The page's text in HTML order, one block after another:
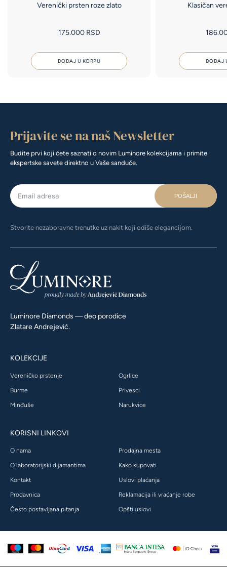
Verenički prsten roze zlato
175.000 RSD
DODAJ U KORPU
Klasičan
DODAJ
Prijavite se na naš Newsletter
Budite prvi koji ćete saznati o novim Luminore kolekcijama i primite
ekspertske savete direktno u Vaše sanduče.
POŠALJI
Stvorite nezaboravne trenutke uz nakit koji odiše elegancijom.
Luminore Diamonds — deo porodice
Zlatare Andrejević.
KOLEKCIJE
Vereničko prstenje
Burme
Minđuše
Ogrlice
Privesci
Narukvice
KORISNI LINKOVI
O nama
O laboratorijski dijamantima
Kontakt
Prodavnica
Često postavljana pitanja
Prodajna mesta
Kako kupovati
Uslovi plaćanja
Reklamacija ili vraćanje robe
Opšti uslovi